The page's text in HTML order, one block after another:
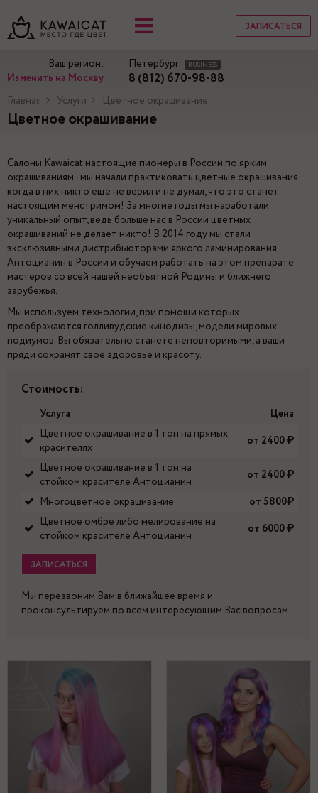
ЗАПИСАТЬСЯ
Ваш регион:
Изменить на Москву
Петербург BUSINESS
8 (812) 670-98-88
Главная Услуги Цветное окрашивание
Цветное окрашивание
Салоны Kawaicat настоящие пионеры в России по ярким
окрашиваниям - мы начали практиковать цветные окрашивания
когда в них никто еще не верил и не думал, что это станет
настоящим менстримом! За многие годы мы наработали
уникальный опыт, ведь больше нас в России цветных
окрашиваний не делает никто! В 2014 году мы стали
эксклюзивными дистрибьюторами яркого ламинирования
Антоцианин в России и обучаем работать на этом препарате
мастеров со всей нашей необъятной Родины и ближнего
зарубежья.
Мы используем технологии, при помощи которых
преображаются голливудские кинодивы, модели мировых
подиумов. Вы обязательно станете неповторимыми, а ваши
пряди сохранят свое здоровье и красоту.
Стоимость:
Услуга
Цена
Цветное окрашивание в 1 тон на прямых
красителях
от 2400
Цветное окрашивание в 1 тон на
стойком красителе Антоцианин
от 2400
Многоцветное окрашивание
от 5800
Цветное омбре либо мелирование на
стойком красителе Антоцианин
от 6000
ЗАПИСАТЬСЯ
Мы перезвоним Вам в ближайшее время и
проконсультируем по всем интересующим Вас вопросам.